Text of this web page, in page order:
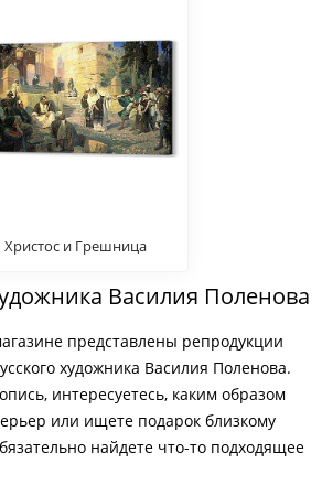
Христос и Грешница
Василия Поленова
представлены репродукции
художника Василия Поленова.
интересуетесь, каким образом
или ищете подарок близкому
найдете что-то подходящее